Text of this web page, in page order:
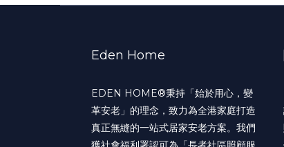
Eden Home
EDEN HOME®️秉持「始於用心，變
革安老」的理念，致力為全港家庭打造
真正無縫的一站式居家安老方案。我們